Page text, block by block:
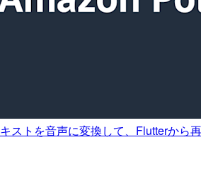
ストを音声に変換して、Flutterから